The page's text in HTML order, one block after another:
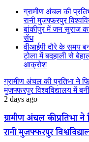
ग्रामीण अंचल की
रानी मुजफ्फरपुर
बांकीपुर में जन सुराज
सेंध
वीआईपी दौरे के समय
टोला में बदहाली से
आक्रोश
ग्रामीण अंचल की प्रतिभा ने
मुजफ्फरपुर विश्वविद्यालय में
2 days ago
ग्रामीण अंचल की प्रतिभा ने
रानी मुजफ्फरपुर